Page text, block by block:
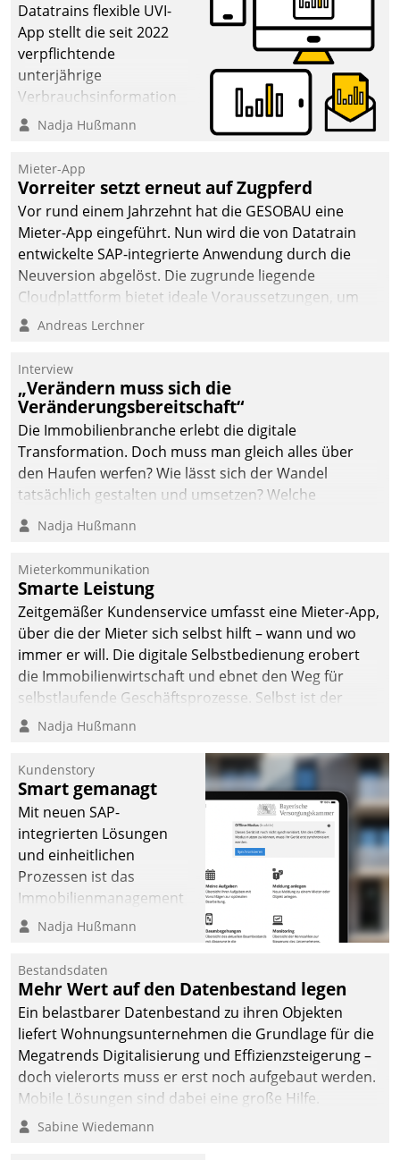
Datatrains flexible UVI-
App stellt die seit 2022
verpflichtende
unterjährige
Verbrauchsinformation
schnell, zuverlässig und
Die monatlichen
Mitteilungen zum
Heizungs- und
Wasserverbrauch gehen
automatisiert, vollständig
und auf Wunsch über
mehrere zuvor
Kommunikationswege bei
Nadja Hußmann
Mieter-App
Vorreiter setzt erneut auf Zugpferd
Vor rund einem Jahrzehnt hat die GESOBAU eine
Mieter-App eingeführt. Nun wird die von Datatrain
entwickelte SAP-integrierte Anwendung durch die
Neuversion abgelöst. Die zugrunde liegende
Cloudplattform bietet ideale Voraussetzungen, um
die Funktionalität der App zu erweitern und weitere
integrieren.
Andreas Lerchner
Interview
„Verändern muss sich die
Veränderungsbereitschaft“
Die Immobilienbranche erlebt die digitale
Transformation. Doch muss man gleich alles über
den Haufen werfen? Wie lässt sich der Wandel
tatsächlich gestalten und umsetzen? Welche
Argumente zählen wirklich?
Nadja Hußmann
Mieterkommunikation
Smarte Leistung
Zeitgemäßer Kundenservice umfasst eine Mieter-App,
über die der Mieter sich selbst hilft – wann und wo
immer er will. Die digitale Selbstbedienung erobert
die Immobilienwirtschaft und ebnet den Weg für
selbstlaufende Geschäftsprozesse. Selbst ist der
Kunde und smart der Serviceanbieter.
Nadja Hußmann
Kundenstory
Smart gemanagt
Mit neuen SAP-
integrierten Lösungen
und einheitlichen
Prozessen ist das
Immobilienmanagement
der Bayerischen
Ressort Kapitalanlage für
künftige Aufgaben und
Herausforderungen
gerüstet.
Nadja Hußmann
Bestandsdaten
Mehr Wert auf den Datenbestand legen
Ein belastbarer Datenbestand zu ihren Objekten
liefert Wohnungsunternehmen die Grundlage für die
Megatrends Digitalisierung und Effizienzsteigerung –
doch vielerorts muss er erst noch aufgebaut werden.
Mobile Lösungen sind dabei eine große Hilfe.
Sabine Wiedemann